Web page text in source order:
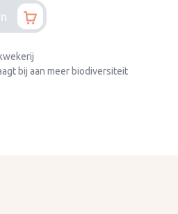
bij aan meer biodiversiteit